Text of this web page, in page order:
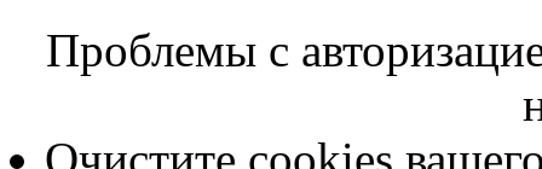
Проблемы с